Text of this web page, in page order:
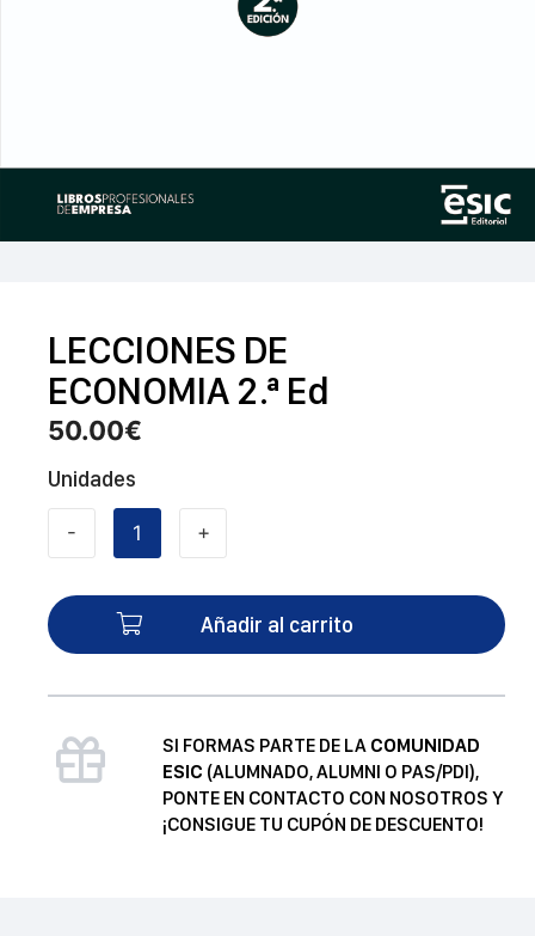
LECCIONES DE
ECONOMIA 2.ª Ed
50.00€
Unidades
-
2.ª
cantidad
+
Añadir al carrito
SI FORMAS PARTE DE LA COMUNIDAD
ESIC (ALUMNADO, ALUMNI O PAS/PDI),
PONTE EN CONTACTO CON NOSOTROS Y
¡CONSIGUE TU CUPÓN DE DESCUENTO!